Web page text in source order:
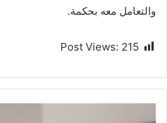
والتعامل معه بحكمة.
Post Views: 215